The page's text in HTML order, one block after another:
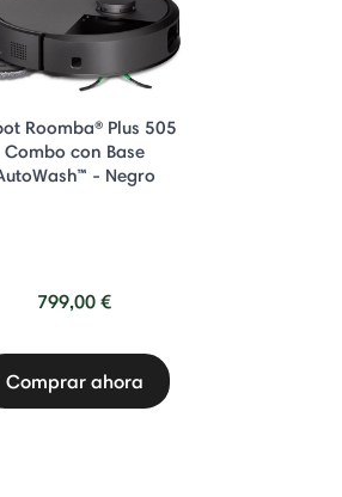
Roomba® Plus 505
Combo con Base
- Negro
799,00 €
Comprar ahora